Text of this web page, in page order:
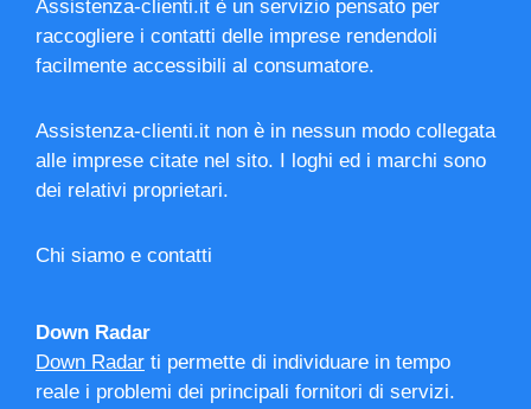
Assistenza-clienti.it è un servizio pensato per
raccogliere i contatti delle imprese rendendoli
facilmente accessibili al consumatore.
Assistenza-clienti.it non è in nessun modo collegata
alle imprese citate nel sito. I loghi ed i marchi sono
dei relativi proprietari.
Chi siamo e contatti
Down Radar
Down Radar ti permette di individuare in tempo
reale i problemi dei principali fornitori di servizi.